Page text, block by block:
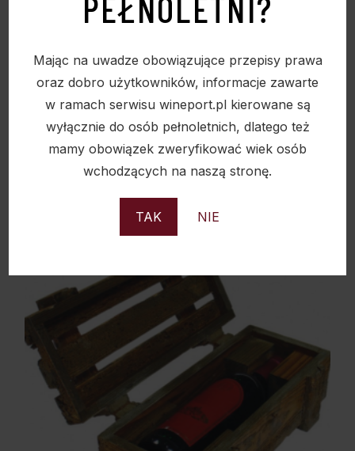
Mając na uwadze obowiązujące przepisy prawa
oraz dobro użytkowników, informacje zawarte
w ramach serwisu wineport.pl kierowane są
wyłącznie do osób pełnoletnich, dlatego też
mamy obowiązek zweryfikować wiek osób
wchodzących na naszą stronę.
TAK NIE
SKRZYNKA DREWNIANA – KUFEREK Z
OKUCIAMI – STARY N 359 -MINIMALNE
ZAMÓWIENIE 10 SZTUK
87,00